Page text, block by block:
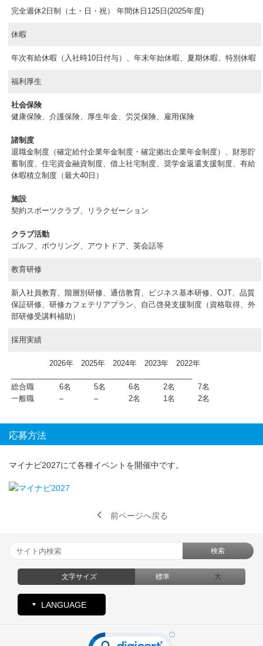
完全週休2日制（土・日・祝） 年間休日125日(2025年度)
休暇
年次有給休暇（入社時10日付与）、年末年始休暇、夏期休暇、特別休暇
福利厚生
社会保険
健康保険、介護保険、厚生年金、労災保険、雇用保険
諸制度
退職金制度（確定給付企業年金制度・確定拠出企業年金制度）、財形貯
蓄制度、住宅資金融資制度、借上社宅制度、奨学金返還支援制度、有給
休暇積立制度（最大40日）
施設
契約スポーツクラブ、リラクゼーション
クラブ活動
ゴルフ、ボウリング、アウトドア、英会話等
教育研修
新入社員教育、階層別研修、通信教育、ビジネス基本研修、OJT、品質
保証研修、研修カフェテリアプラン、自己啓発支援制度（資格取得、外
部研修受講料補助）
採用実績
2026年 2025年 2024年 2023年 2022年
総合職 6名 5名 6名 2名 7名
一般職 – – 2名 1名 2名
応募方法
マイナビ2027にて各種イベントを開催中です。
前ページへ戻る
検索
文字サイズ 大
標準
LANGUAGE